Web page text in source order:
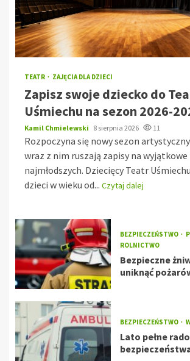
TEATR ZAJĘCIA DLA DZIECI
Zapisz swoje dziecko do
Uśmiechu na sezon 2026-
Kamil Chmielewski 8 sierpnia 2026 11
Rozpoczyna się nowy sezon
wraz z nim ruszają zapisy na wyjątkowe
najmłodszych. Dziecięcy Teatr
dzieci w wieku od... Czytaj dalej
BEZPIECZEŃSTWO
ROLNICTWO
Bezpieczne
uniknąć
BEZPIECZEŃSTWO
Lato pełne